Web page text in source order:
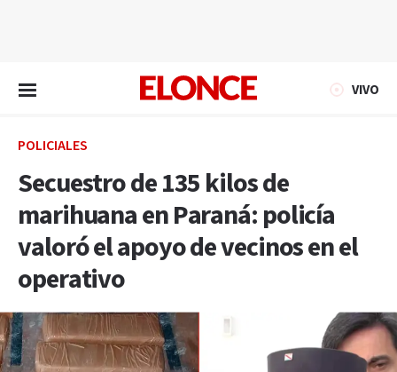
VIVO
POLICIALES
Secuestro de 135 kilos de
marihuana en Paraná: policía
valoró el apoyo de vecinos en el
operativo